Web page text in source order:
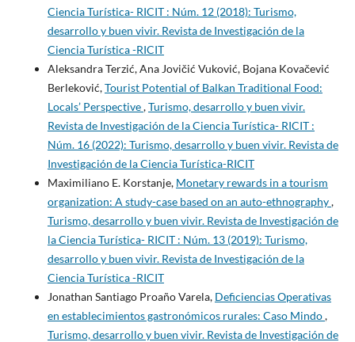
Ciencia Turística- RICIT : Núm. 12 (2018): Turismo,
desarrollo y buen vivir. Revista de Investigación de la
Ciencia Turística -RICIT
Aleksandra Terzić, Ana Jovičić Vuković, Bojana Kovačević
Berleković,Tourist Potential of Balkan Traditional Food:
Locals’ Perspective,Turismo, desarrollo y buen vivir.
Revista de Investigación de la Ciencia Turística- RICIT :
Núm. 16 (2022): Turismo, desarrollo y buen vivir. Revista de
Investigación de la Ciencia Turística-RICIT
Maximiliano E. Korstanje, Monetary rewards in a tourism
organization: A study-case based on an auto-ethnography,
Turismo, desarrollo y buen vivir. Revista de Investigación de
la Ciencia Turística- RICIT : Núm. 13 (2019): Turismo,
desarrollo y buen vivir. Revista de Investigación de la
Ciencia Turística -RICIT
Jonathan Santiago Proaño Varela, Deficiencias Operativas
en establecimientos gastronómicos rurales: Caso Mindo,
Turismo, desarrollo y buen vivir. Revista de Investigación de